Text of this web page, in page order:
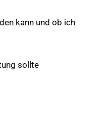
kann und ob ich
sollte